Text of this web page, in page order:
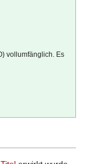
vollumfänglich. Es